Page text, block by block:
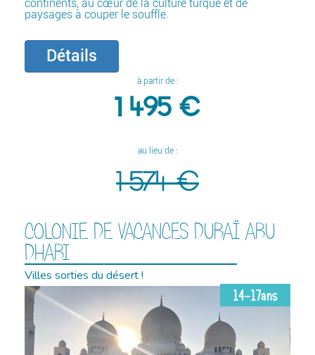
continents, au cœur de la culture turque et de
paysages à couper le souffle.
Détails
à partir de :
1 495 €
au lieu de :
1 574 €
COLONIE DE VACANCES DUBAÏ ABU
DHABI
Villes sorties du désert !
14-17ans